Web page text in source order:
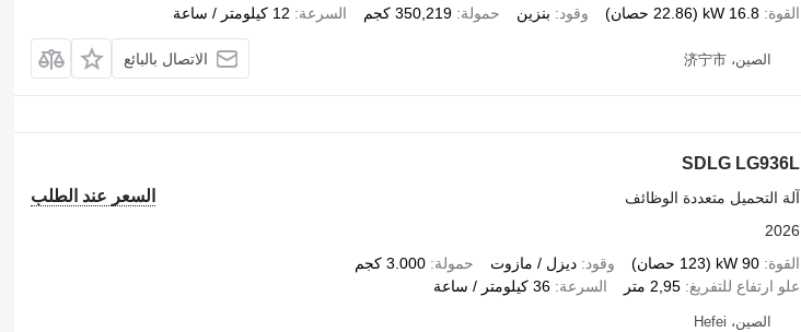
القوة 16.8 kW (22.86 حصان) وقود بنزين حمولة 350,219 كجم السرعة 12 كيلومتر / ساعة
الصين، 济宁市 الاتصال بالبائع
SDLG LG936L
السعر عند الطلب
آلة التحميل متعددة الوظائف
2026
القوة 90 kW (123 حصان) وقود ديزل / مازوت حمولة 3.000 كجم
علو ارتفاع للتفريغ 2,95 متر السرعة 36 كيلومتر / ساعة
الصين، Hefei